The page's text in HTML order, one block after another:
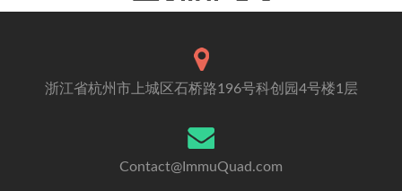
浙江省杭州市上城区石桥路196号科创园4号楼1层
Contact@ImmuQuad.com